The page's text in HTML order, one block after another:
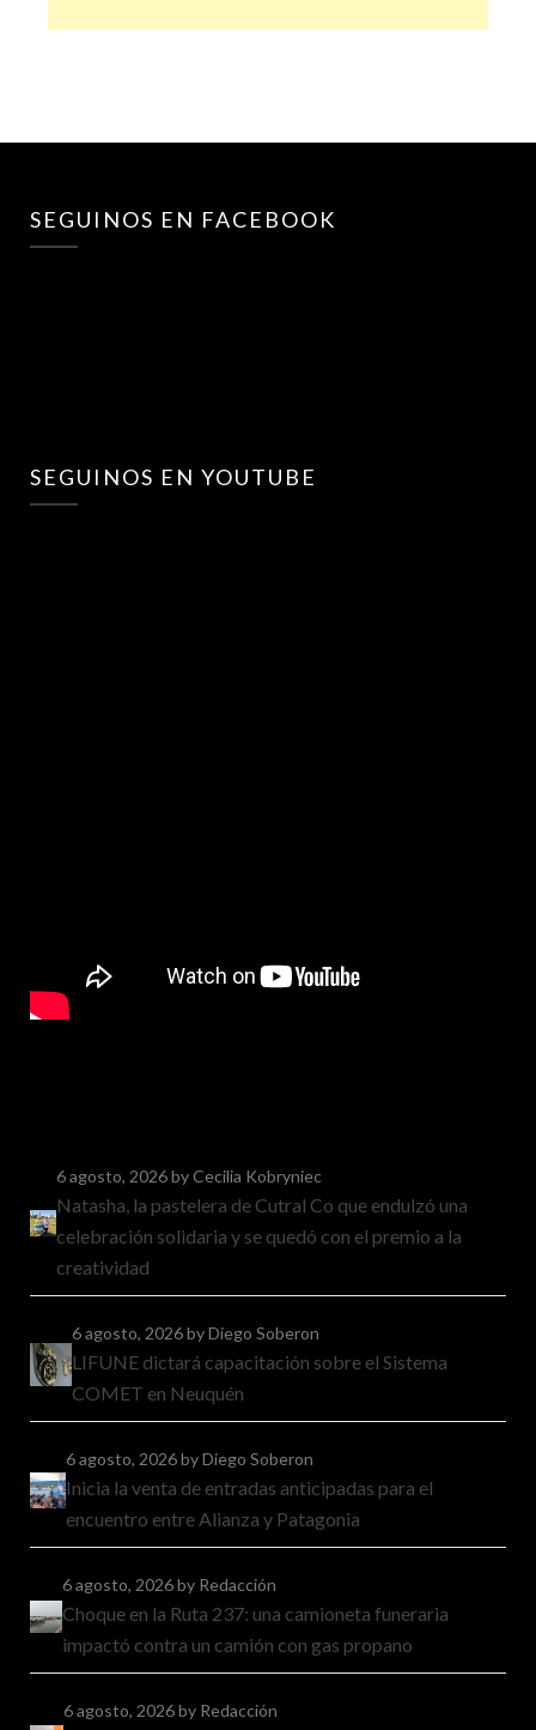
SEGUINOS EN FACEBOOK
SEGUINOS EN YOUTUBE
6 agosto, 2026by Cecilia Kobryniec
Natasha, la pastelera de Cutral Co que endulzó una
celebración solidaria y se quedó con el premio a la
creatividad
6 agosto, 2026by Diego Soberon
LIFUNE dictará capacitación sobre el Sistema
COMET en Neuquén
6 agosto, 2026by Diego Soberon
Inicia la venta de entradas anticipadas para el
encuentro entre Alianza y Patagonia
6 agosto, 2026by Redacción
Choque en la Ruta 237: una camioneta funeraria
impactó contra un camión con gas propano
6 agosto, 2026by Redacción